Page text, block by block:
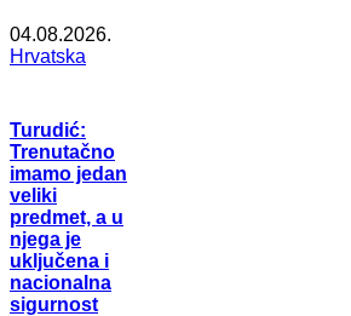
04.08.2026.
Hrvatska
Turudić:
Trenutačno
imamo jedan
veliki
predmet, a u
njega je
uključena i
nacionalna
sigurnost